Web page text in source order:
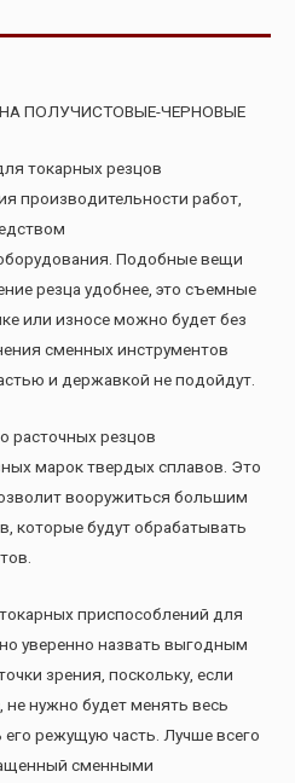
ПОЛУЧИСТОВЫЕ-ЧЕРНОВЫЕ
токарных резцов
производительности работ,
Подобные вещи
резца удобнее, это съемные
или износе можно будет без
сменных инструментов
и державкой не подойдут.
расточных резцов
марок твердых сплавов. Это
вооружиться большим
которые будут обрабатывать
приспособлений для
уверенно назвать выгодным
зрения, поскольку, если
не нужно будет менять весь
режущую часть. Лучше всего
сменными